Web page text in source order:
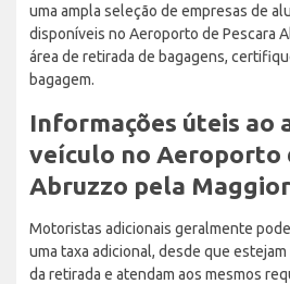
uma ampla seleção de empresas de
disponíveis no Aeroporto de Pescara
área de retirada de bagagens,
bagagem.
Informações úteis ao
veículo no Aeroporto
Abruzzo pela
Motoristas adicionais geralmente
uma taxa adicional, desde que
da retirada e atendam aos mesmos